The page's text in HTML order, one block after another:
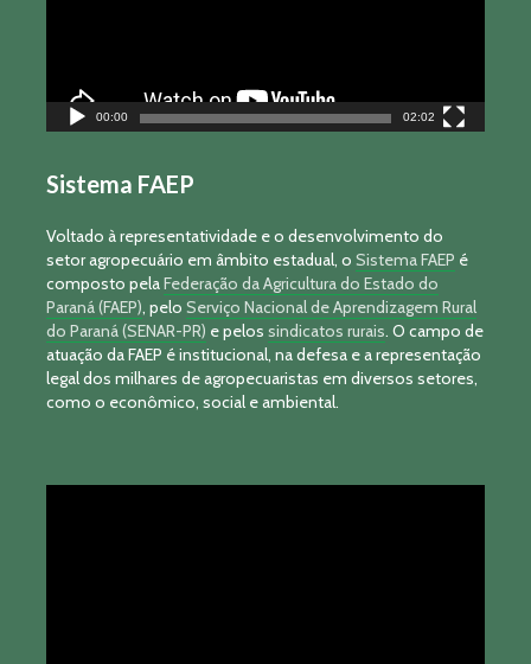
00:00 02:02
Sistema FAEP
Voltado à representatividade e o desenvolvimento do
setor agropecuário em âmbito estadual, o Sistema FAEP é
composto pelaFederação da Agricultura do Estado do
Paraná (FAEP), pelo Serviço Nacional de Aprendizagem Rural
do Paraná (SENAR-PR) e pelos sindicatos rurais. O campo de
atuação da FAEP é institucional, na defesa e a representação
legal dos milhares de agropecuaristas em diversos setores,
como o econômico, social e ambiental.